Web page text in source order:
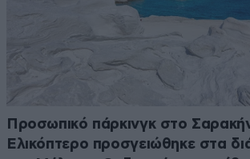
Προσωπικό πάρκινγκ στο
Ελικόπτερο προσγειώθηκε στα